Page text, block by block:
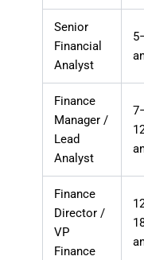
Senior
Financial
Analyst
Finance
Manager /
Lead
Analyst
Finance
Director /
VP
Finance